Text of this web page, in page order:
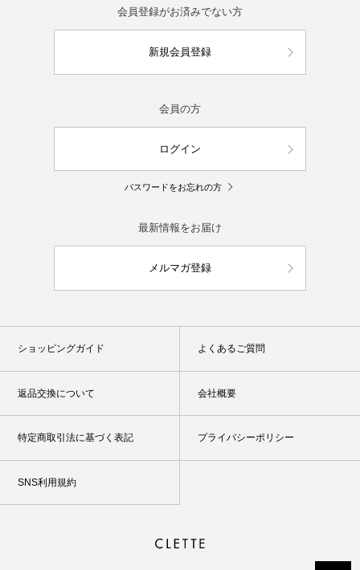
会員登録がお済みでない方
新規会員登録
会員の方
ログイン
パスワードをお忘れの方
最新情報をお届け
メルマガ登録
ショッピングガイド よくあるご質問
返品交換について 会社概要
特定商取引法に基づく表記 プライバシーポリシー
SNS利用規約